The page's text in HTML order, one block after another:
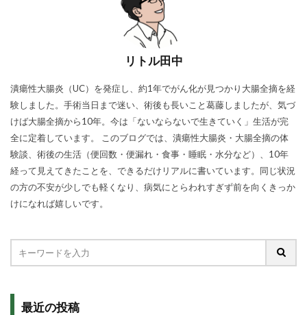
リトル田中
潰瘍性大腸炎（UC）を発症し、約1年でがん化が見つかり大腸全摘を経
験しました。手術当日まで迷い、術後も長いこと葛藤しましたが、気づ
けば大腸全摘から10年。今は「ないならないで生きていく」生活が完
全に定着しています。 このブログでは、潰瘍性大腸炎・大腸全摘の体
験談、術後の生活（便回数・便漏れ・食事・睡眠・水分など）、10年
経って見えてきたことを、できるだけリアルに書いています。同じ状況
の方の不安が少しでも軽くなり、病気にとらわれすぎず前を向くきっか
けになれば嬉しいです。
最近の投稿